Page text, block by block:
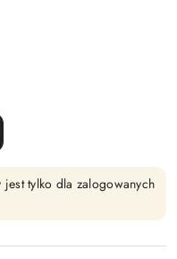
tylko dla zalogowanych